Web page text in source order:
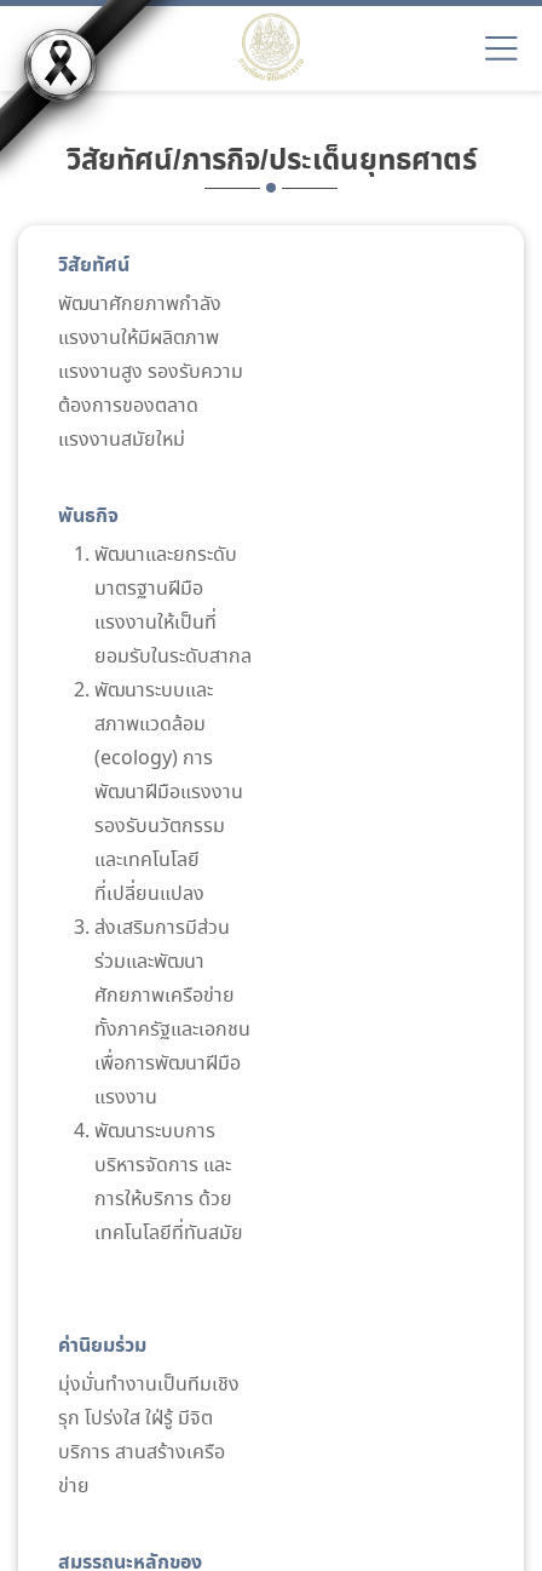
วิสัยทัศน์/ภารกิจ/ประเด็นยุทธศาตร์
วิสัยทัศน์
พัฒนาศักยภาพกำลัง
แรงงานให้มีผลิตภาพ
แรงงานสูง รองรับความ
ต้องการของตลาด
แรงงานสมัยใหม่
พันธกิจ
พัฒนาและยกระดับ
มาตรฐานฝีมือ
แรงงานให้เป็นที่
ยอมรับในระดับสากล
พัฒนาระบบและ
สภาพแวดล้อม
(ecology) การ
พัฒนาฝีมือแรงงาน
รองรับนวัตกรรม
และเทคโนโลยี
ที่เปลี่ยนแปลง
ส่งเสริมการมีส่วน
ร่วมและพัฒนา
ศักยภาพเครือข่าย
ทั้งภาครัฐและเอกชน
เพื่อการพัฒนาฝีมือ
แรงงาน
พัฒนาระบบการ
บริหารจัดการ และ
การให้บริการ ด้วย
เทคโนโลยีที่ทันสมัย
ค่านิยมร่วม
มุ่งมั่นทำงานเป็นทีมเชิง
รุก โปร่งใส ใฝ่รู้ มีจิต
บริการ สานสร้างเครือ
ข่าย
สมรรถนะหลักของ